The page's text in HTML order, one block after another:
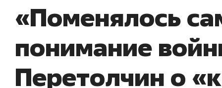
«Поменялось
понимание
Перетолчин о
Василь Мазитов
МАРТ
«Не зная местных
потерять минимум